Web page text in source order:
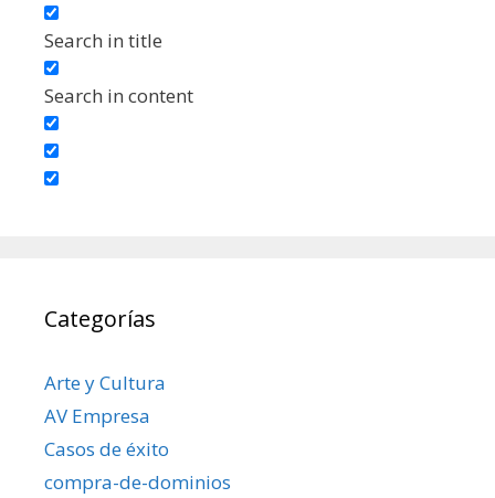
Search in title
Search in content
Categorías
Arte y Cultura
AV Empresa
Casos de éxito
compra-de-dominios